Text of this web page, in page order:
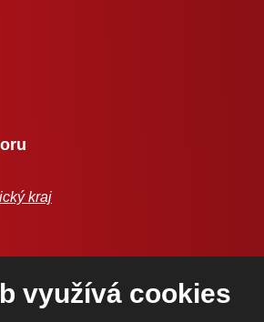
využívá cookies